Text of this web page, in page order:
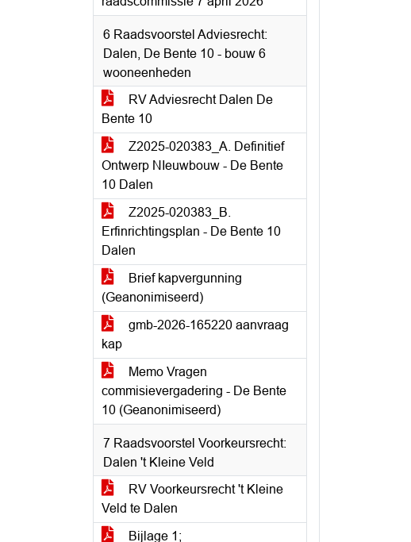
6 Raadsvoorstel Adviesrecht:
Dalen, De Bente 10 - bouw 6
wooneenheden
RV Adviesrecht Dalen De
Bente 10
Z2025-020383_A. Definitief
Ontwerp NIeuwbouw - De Bente
10 Dalen
Z2025-020383_B.
Erfinrichtingsplan - De Bente 10
Dalen
Brief kapvergunning
(Geanonimiseerd)
gmb-2026-165220 aanvraag
kap
Memo Vragen
commisievergadering - De Bente
10 (Geanonimiseerd)
7 Raadsvoorstel Voorkeursrecht:
Dalen 't Kleine Veld
RV Voorkeursrecht 't Kleine
Veld te Dalen
Bijlage 1;